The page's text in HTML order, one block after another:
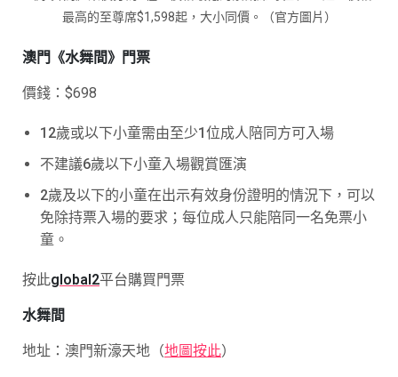
最高的至尊席$1,598起，大小同價。（官方圖片）
澳門《水舞間》門票
價錢：$698
12歲或以下小童需由至少1位成人陪同方可入場
不建議6歲以下小童入場觀賞匯演
2歲及以下的小童在出示有效身份證明的情況下，可以
免除持票入場的要求；每位成人只能陪同一名免票小
童。
按此global2平台購買門票
水舞間
地址：澳門新濠天地（地圖按此）